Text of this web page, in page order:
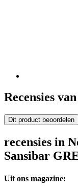
Recensies
Dit product beoordelen
recensies in
Sansibar
Uit ons magazine: